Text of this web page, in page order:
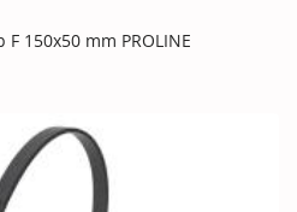
150x50 mm PROLINE